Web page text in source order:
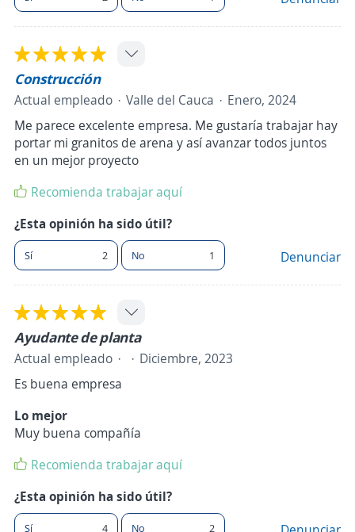
Construcción
Actual empleado Valle del Cauca
Enero, 2024
Me parece excelente empresa. Me gustaría trabajar hay
portar mi granitos de arena y así avanzar todos juntos
en un mejor proyecto
Recomienda trabajar aquí
¿Esta opinión ha sido útil?
Sí 2 No 1 Denunciar
Ayudante de planta
Actual empleado
Diciembre, 2023
Es buena empresa
Lo mejor
Muy buena compañía
Recomienda trabajar aquí
¿Esta opinión ha sido útil?
Sí 4 No 2